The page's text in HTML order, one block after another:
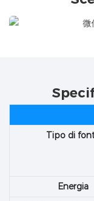
Tipo di
Energia